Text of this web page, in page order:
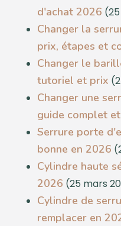
d'achat 2026
Changer la
prix, étapes et
Changer le
tutoriel et prix
Changer une
guide complet
Serrure porte
bonne en 2026
Cylindre haute
2026 (25 mars
Cylindre de
remplacer en